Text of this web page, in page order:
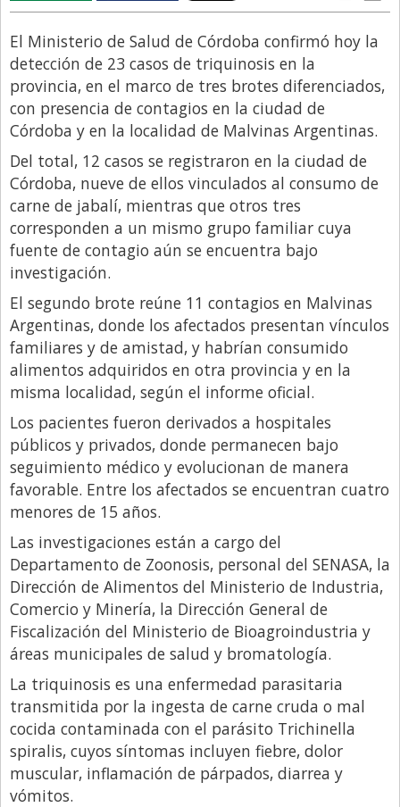
Internacionales
La Opinión del Director
Legales
Libro de Quejas
Medios
Millonarios
Minuto Lanzamiento
Negocios
Opinion
País
Política
Publicidad y Marketing
Real Estate y Propiedades
Responsabilidad Social
Salidas
Santa Fe
Show Business
Sociedad
Tecnología
Tendencias
Viajes
El Ministerio de Salud de Córdoba confirmó hoy la
detección de 23 casos de triquinosis en la
provincia, en el marco de tres brotes diferenciados,
con presencia de contagios en la ciudad de
Córdoba y en la localidad de Malvinas Argentinas.
Del total, 12 casos se registraron en la ciudad de
Córdoba, nueve de ellos vinculados al consumo de
carne de jabalí, mientras que otros tres
corresponden a un mismo grupo familiar cuya
fuente de contagio aún se encuentra bajo
investigación.
El segundo brote reúne 11 contagios en Malvinas
Argentinas, donde los afectados presentan vínculos
familiares y de amistad, y habrían consumido
alimentos adquiridos en otra provincia y en la
misma localidad, según el informe oficial.
Los pacientes fueron derivados a hospitales
públicos y privados, donde permanecen bajo
seguimiento médico y evolucionan de manera
favorable. Entre los afectados se encuentran cuatro
menores de 15 años.
Las investigaciones están a cargo del
Departamento de Zoonosis, personal del SENASA, la
Dirección de Alimentos del Ministerio de Industria,
Comercio y Minería, la Dirección General de
Fiscalización del Ministerio de Bioagroindustria y
áreas municipales de salud y bromatología.
La triquinosis es una enfermedad parasitaria
transmitida por la ingesta de carne cruda o mal
cocida contaminada con el parásito Trichinella
spiralis, cuyos síntomas incluyen fiebre, dolor
muscular, inflamación de párpados, diarrea y
vómitos.